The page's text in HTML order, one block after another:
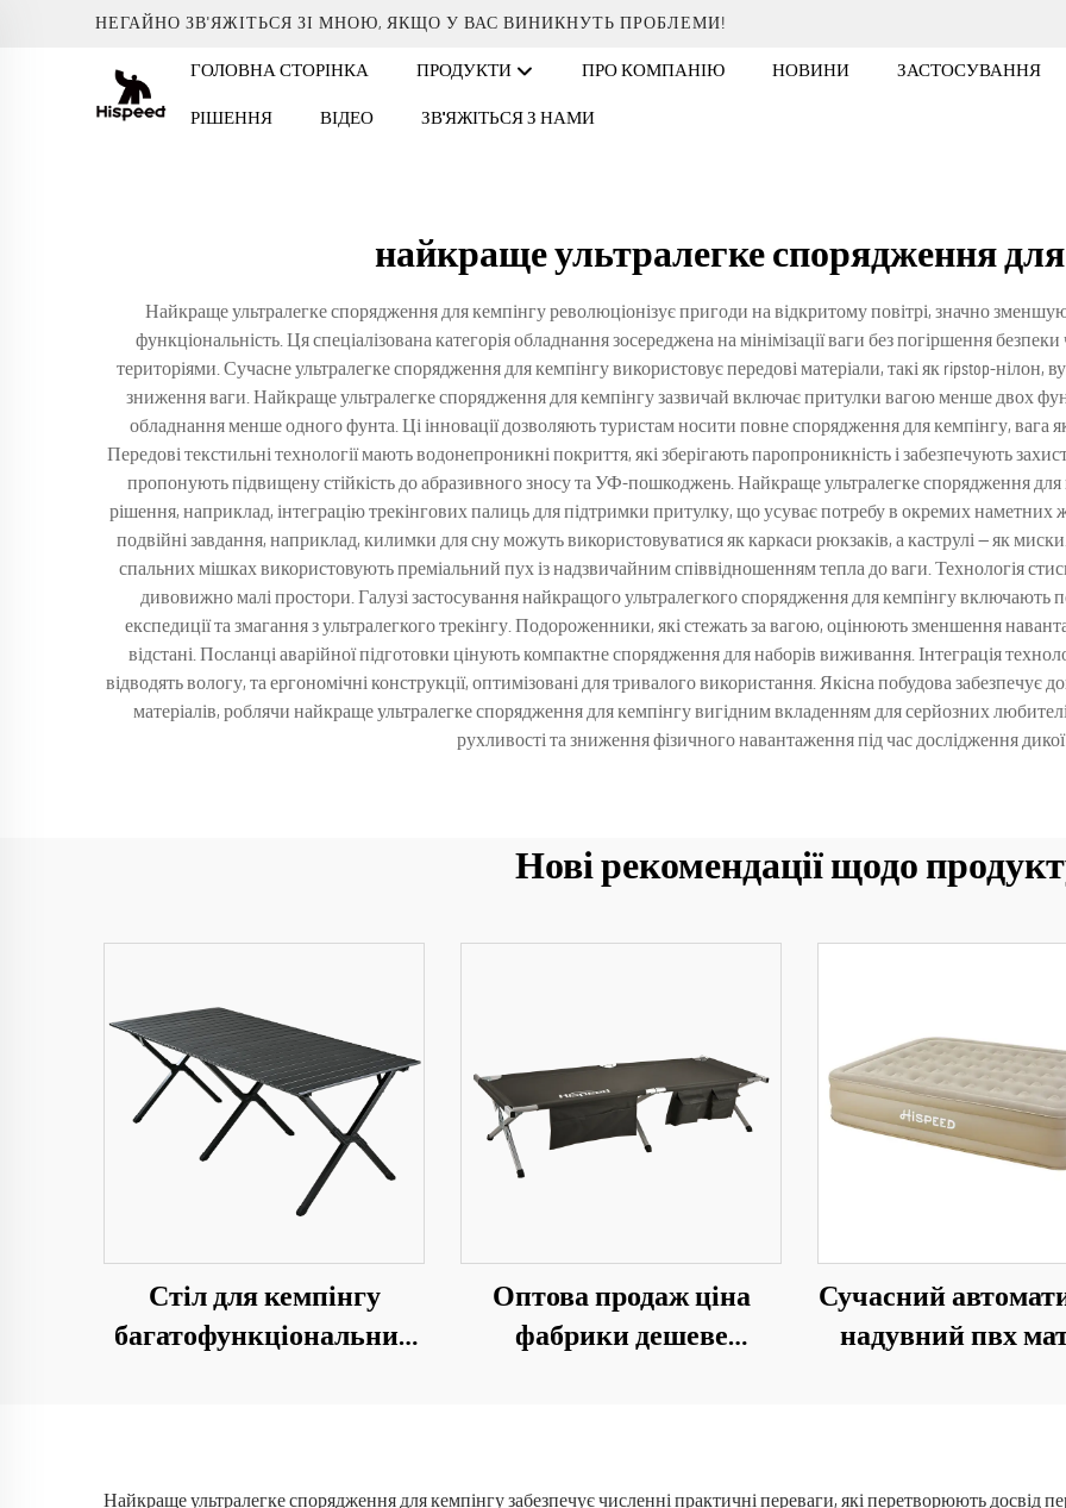
НЕГАЙНО ЗВ'ЯЖІТЬСЯ ЗІ МНОЮ, ЯКЩО У ВАС ВИНИКНУТЬ ПРОБЛЕМИ!
ГОЛОВНА СТОРІНКА ПРОДУКТИ ПРО КОМПАНІЮ НОВИНИ ЗАСТОСУВАННЯ
РІШЕННЯ ВІДЕО ЗВ'ЯЖІТЬСЯ З НАМИ
найкраще ультралегке спорядження
Найкраще ультралегке спорядження для кемпінгу революціонізує пригоди на відкритому повітрі, значно
функціональність. Ця спеціалізована категорія обладнання зосереджена на мінімізації ваги без погіршення
територіями. Сучасне ультралегке спорядження для кемпінгу використовує передові матеріали, такі як ripstop-нілон,
зниження ваги. Найкраще ультралегке спорядження для кемпінгу зазвичай включає притулки вагою менше двох
обладнання менше одного фунта. Ці інновації дозволяють туристам носити повне спорядження для кемпінгу, вага
Передові текстильні технології мають водонепроникні покриття, які зберігають паропроникність і забезпечують
пропонують підвищену стійкість до абразивного зносу та УФ-пошкоджень. Найкраще ультралегке спорядження для
рішення, наприклад, інтеграцію трекінгових палиць для підтримки притулку, що усуває потребу в окремих
подвійні завдання, наприклад, килимки для сну можуть використовуватися як каркаси рюкзаків, а каструлі — як
спальних мішках використовують преміальний пух із надзвичайним співвідношенням тепла до ваги. Технологія
дивовижно малі простори. Галузі застосування найкращого ультралегкого спорядження для кемпінгу включають
експедиції та змагання з ультралегкого трекінгу. Подороженники, які стежать за вагою, оцінюють зменшення
відстані. Посланці аварійної підготовки цінують компактне спорядження для наборів виживання. Інтеграція
відводять вологу, та ергономічні конструкції, оптимізовані для тривалого використання. Якісна побудова забезпечує
матеріалів, роблячи найкраще ультралегке спорядження для кемпінгу вигідним вкладенням для серйозних
рухливості та зниження фізичного навантаження під час дослідження
Нові рекомендації щодо
Стіл для кемпінгу
багатофункціональний
кавовий стіл
Оптова продаж ціна
фабрики дешеве
ліжко для кемпінгу
Сучасний
надувний пвх
використання
Найкраще ультралегке спорядження для кемпінгу забезпечує численні практичні переваги, які перетворюють досвід